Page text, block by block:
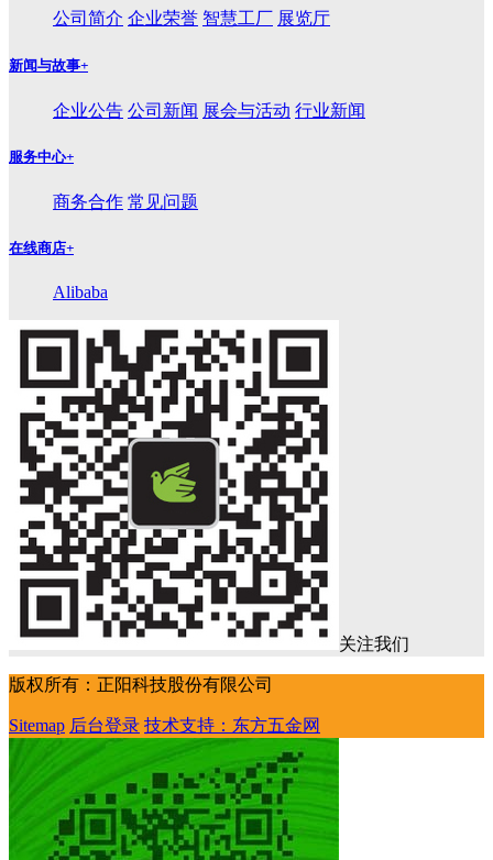
公司简介 企业荣誉 智慧工厂 展览厅
新闻与故事+
企业公告 公司新闻 展会与活动 行业新闻
服务中心+
商务合作 常见问题
在线商店+
Alibaba
关注我们
版权所有：正阳科技股份有限公司
Sitemap 后台登录 技术支持：东方五金网